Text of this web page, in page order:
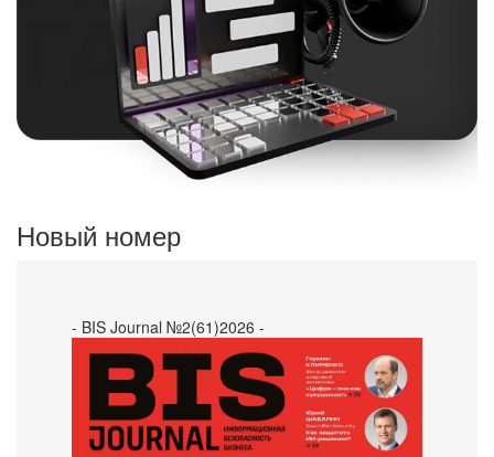
Новый номер
- BIS Journal №2(61)2026 -